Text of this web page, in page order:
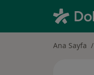
Ana Sayfa